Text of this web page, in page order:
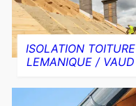
ISOLATION TOITURE
LEMANIQUE / VAUD